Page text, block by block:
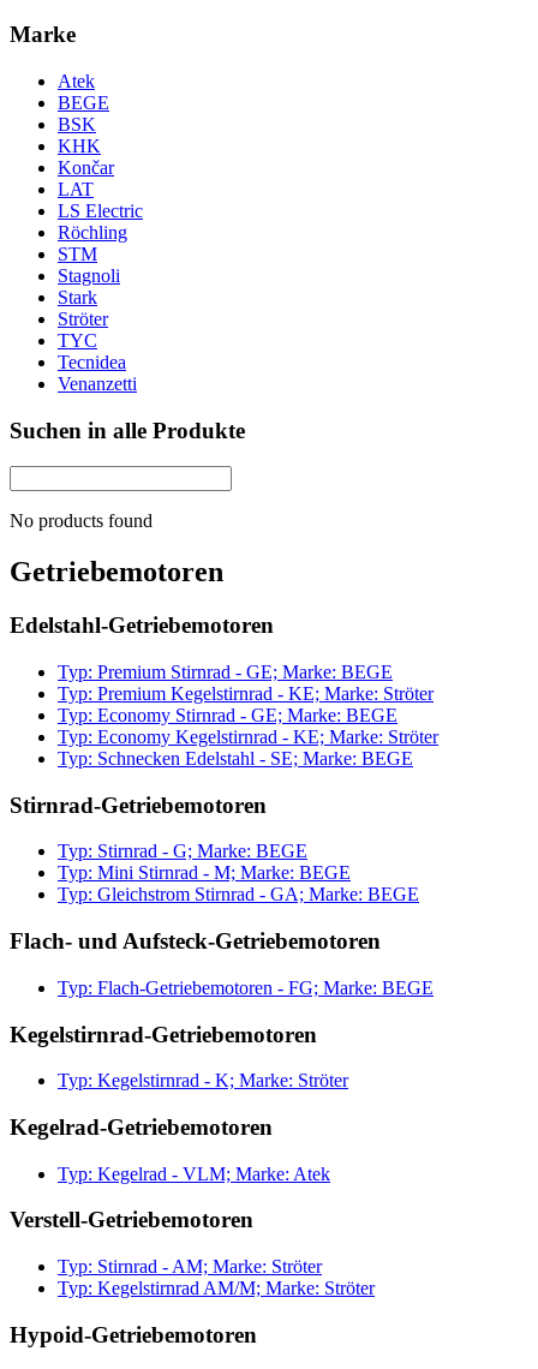
Marke
Atek
BEGE
BSK
KHK
Končar
LAT
LS Electric
Röchling
STM
Stagnoli
Stark
Ströter
TYC
Tecnidea
Venanzetti
Suchen in alle Produkte
No products found
Getriebemotoren
Edelstahl-Getriebemotoren
Typ: Premium Stirnrad - GE; Marke: BEGE
Typ: Premium Kegelstirnrad - KE; Marke: Ströter
Typ: Economy Stirnrad - GE; Marke: BEGE
Typ: Economy Kegelstirnrad - KE; Marke: Ströter
Typ: Schnecken Edelstahl - SE; Marke: BEGE
Stirnrad-Getriebemotoren
Typ: Stirnrad - G; Marke: BEGE
Typ: Mini Stirnrad - M; Marke: BEGE
Typ: Gleichstrom Stirnrad - GA; Marke: BEGE
Flach- und Aufsteck-Getriebemotoren
Typ: Flach-Getriebemotoren - FG; Marke: BEGE
Kegelstirnrad-Getriebemotoren
Typ: Kegelstirnrad - K; Marke: Ströter
Kegelrad-Getriebemotoren
Typ: Kegelrad - VLM; Marke: Atek
Verstell-Getriebemotoren
Typ: Stirnrad - AM; Marke: Ströter
Typ: Kegelstirnrad AM/M; Marke: Ströter
Hypoid-Getriebemotoren